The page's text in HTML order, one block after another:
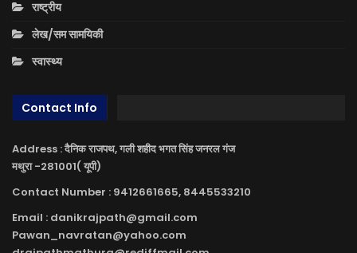
राष्ट्रीय
लेख/सम सामयिकी
स्वास्थ्य
Contact Info
Address : दैनिक राजपथ, गली शहीद भगत सिंह जनरल गंज
मथुरा -281001( यूपी)
Contact Number : 9412661665, 8445533210
Email : danikrajpath@gmail.com
Pawan_navratan@yahoo.com